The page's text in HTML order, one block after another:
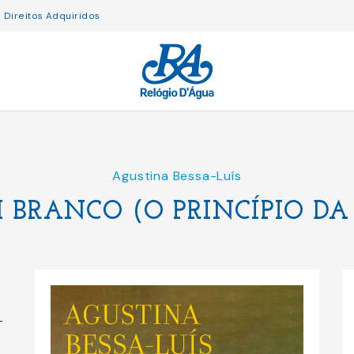
Direitos Adquiridos
Agustina Bessa-Luís
BRANCO (O PRINCÍPIO